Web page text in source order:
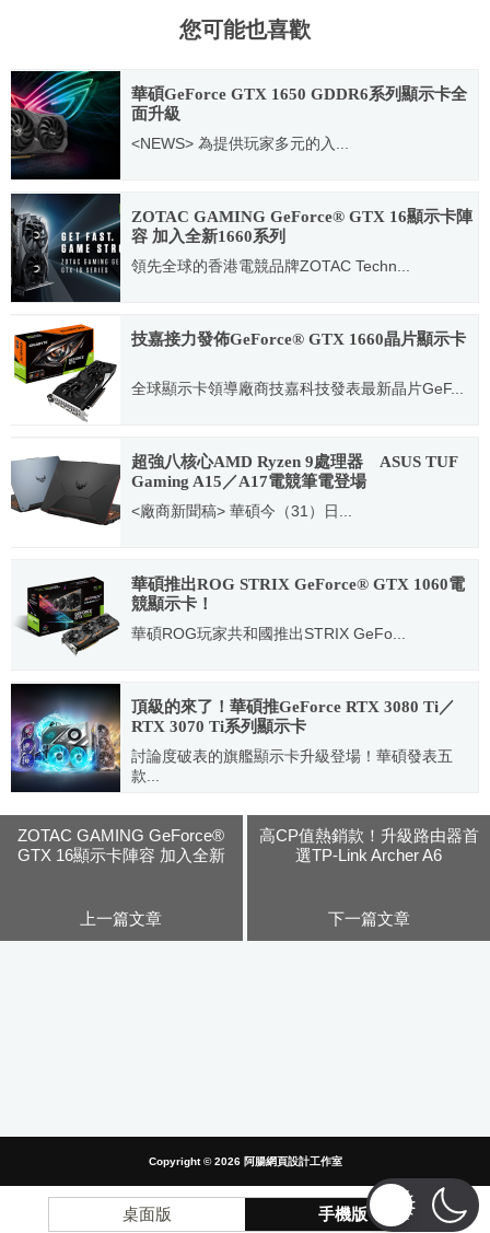
您可能也喜歡
華碩GeForce GTX 1650 GDDR6系列顯示卡全
面升級
<NEWS> 為提供玩家多元的入...
2020.04.14
ZOTAC GAMING GeForce® GTX 16顯示卡陣
容 加入全新1660系列
領先全球的香港電競品牌ZOTAC Techn...
技嘉接力發佈GeForce® GTX 1660晶片顯示卡
全球顯示卡領導廠商技嘉科技發表最新晶片GeF...
超強八核心AMD Ryzen 9處理器 ASUS TUF
Gaming A15／A17電競筆電登場
<廠商新聞稿> 華碩今（31）日...
華碩推出ROG STRIX GeForce® GTX 1060電
競顯示卡！
華碩ROG玩家共和國推出STRIX GeFo...
2016.07.20
頂級的來了！華碩推GeForce RTX 3080 Ti／
RTX 3070 Ti系列顯示卡
討論度破表的旗艦顯示卡升級登場！華碩發表五
款...
ZOTAC GAMING GeForce®
GTX 16顯示卡陣容 加入全新
上一篇文章
高CP值熱銷款！升級路由器首
選TP-Link Archer A6
下一篇文章
Copyright © 2026 阿腸網頁設計工作室
桌面版 手機版